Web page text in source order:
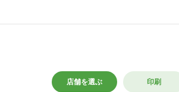
店舗を選ぶ 印刷